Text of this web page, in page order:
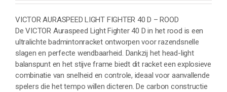
was:
€129.95.
is:
€99.95.
VICTOR AURASPEED LIGHT FIGHTER 40 D – ROOD
De VICTOR Auraspeed Light Fighter 40 D in het rood is een
ultralichte badmintonracket ontworpen voor razendsnelle
slagen en perfecte wendbaarheid. Dankzij het head-light
balanspunt en het stijve frame biedt dit racket een explosieve
combinatie van snelheid en controle, ideaal voor aanvallende
spelers die het tempo willen dicteren. De carbon constructie